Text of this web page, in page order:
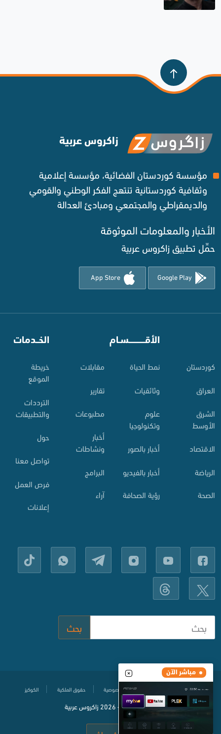
مباشر الآن
زاكروس عربية
مؤسسة كوردستان الفضائية، مؤسسة إعلامية
وثقافية كوردستانية تنتهج الفكر الوطني والقومي
والديمقراطي والمجتمعي ومبادئ العدالة ‌
الأخبار والمعلومات الموثوقة‌
حمِّل تطبيق زاكروس عربية
Google Play
App Store
کوردستان
العراق
الشرق
الأوسط
الاقتصاد
الرياضة
الصحة
الأقـــــــــــسـام
نمط الحياة
وثائقيات
علوم
وتكنولوجيا
أخبار بالصور
أخبار بالفيديو
رؤية الصحافة
مقابلات
تقارير
مطبوعات
أخبار
ونشاطات
البرامج
آراء
الخــدمات
خريطة
الموقع
الترددات
والتطبيقات
حول
تواصل معنا
فرص العمل
إعلانات
بحث
مركز المساعدة سياسة حماية الخصوصية حقوق الملكية الكوكيز
© جميع الحقوق محفوظة2020- 2026 زاكروس عربية